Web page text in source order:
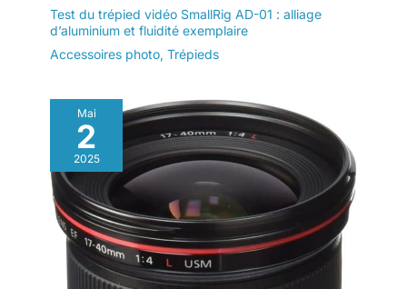
Test du trépied vidéo SmallRig AD-01 : alliage
d’aluminium et fluidité exemplaire
Accessoires photo, Trépieds
Mai
2
2025